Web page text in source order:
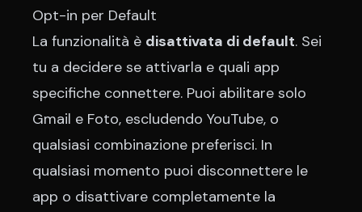
Opt-in per Default
La funzionalità è disattivata di default. Sei
tu a decidere se attivarla e quali app
specifiche connettere. Puoi abilitare solo
Gmail e Foto, escludendo YouTube, o
qualsiasi combinazione preferisci. In
qualsiasi momento puoi disconnettere le
app o disattivare completamente la